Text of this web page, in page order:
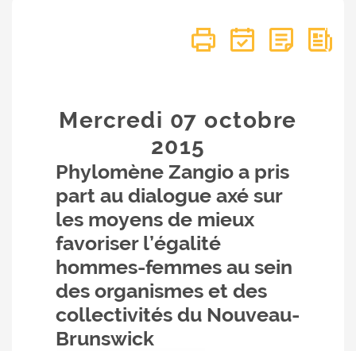
Mercredi 07octobre
2015
Phylomène Zangio a pris
part au dialogue axé sur
les moyens de mieux
favoriser l’égalité
hommes-femmes au sein
des organismes et des
collectivités du Nouveau-
Brunswick